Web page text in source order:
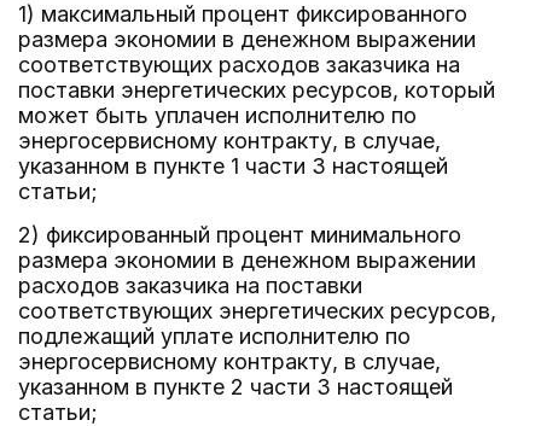
1) максимальный процент фиксированного
размера экономии в денежном выражении
соответствующих расходов заказчика на
поставки энергетических ресурсов, который
может быть уплачен исполнителю по
энергосервисному контракту, в случае,
указанном в пункте 1 части 3 настоящей
статьи;
2) фиксированный процент минимального
размера экономии в денежном выражении
расходов заказчика на поставки
соответствующих энергетических ресурсов,
подлежащий уплате исполнителю по
энергосервисному контракту, в случае,
указанном в пункте 2 части 3 настоящей
статьи;